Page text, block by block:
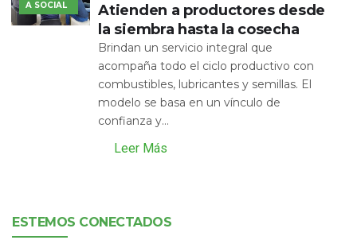
A SOCIAL
Atienden a productores desde
la siembra hasta la cosecha
Brindan un servicio integral que
acompaña todo el ciclo productivo con
combustibles, lubricantes y semillas. El
modelo se basa en un vínculo de
confianza y...
Leer Más
ESTEMOS CONECTADOS